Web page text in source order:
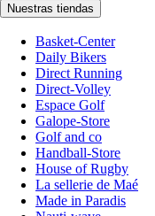
Nuestras tiendas
Basket-Center
Daily Bikers
Direct Running
Direct-Volley
Espace Golf
Galope-Store
Golf and co
Handball-Store
House of Rugby
La sellerie de Maé
Made in Paradis